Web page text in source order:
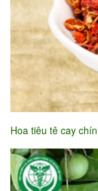
Hoa tiêu tê cay